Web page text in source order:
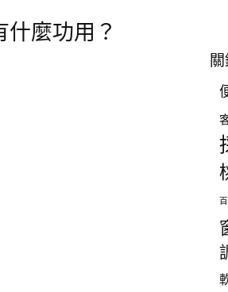
麼功用？